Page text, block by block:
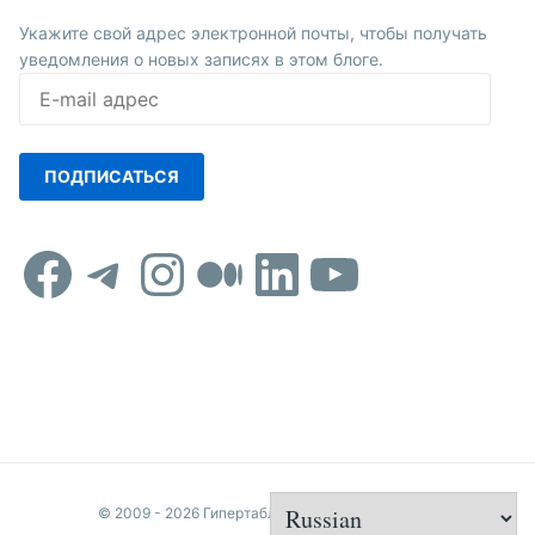
Укажите свой адрес электронной почты, чтобы получать
уведомления о новых записях в этом блоге.
mail
ПОДПИСАТЬСЯ
Facebook
Telegram
Instagram
Средний
LinkedIn
© 2009 - 2026 Гипертаблоид редактора Удикова